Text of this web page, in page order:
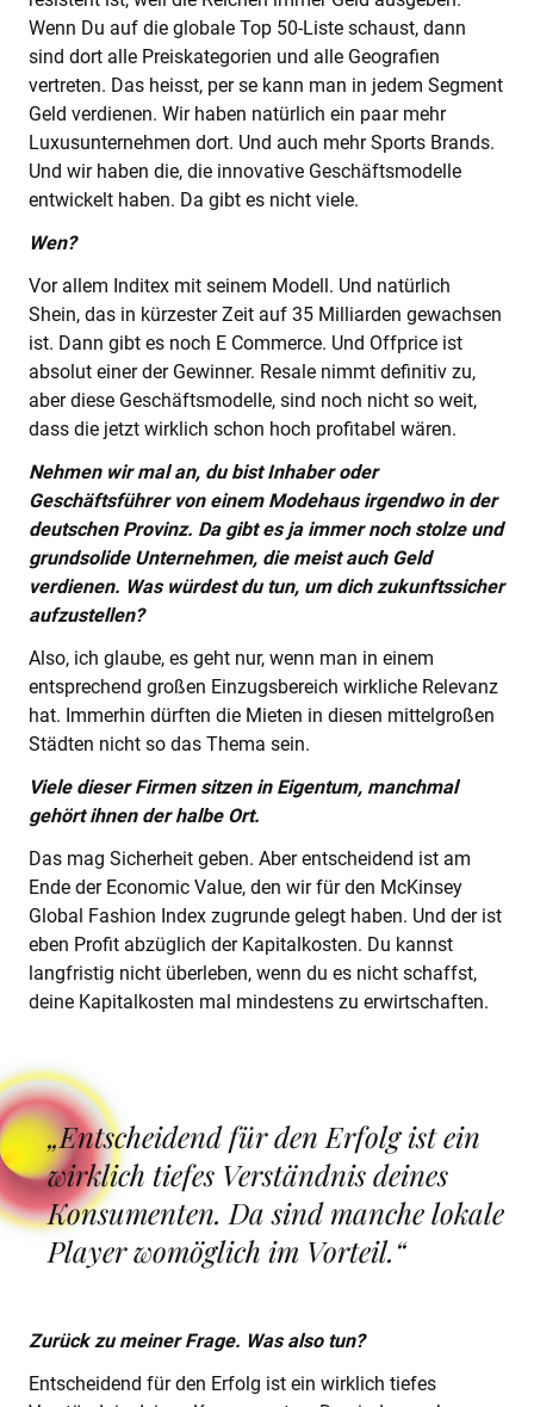
Wenn Du auf die globale Top 50-Liste schaust, dann
sind dort alle Preiskategorien und alle Geografien
vertreten. Das heisst, per se kann man in jedem Segment
Geld verdienen. Wir haben natürlich ein paar mehr
Luxusunternehmen dort. Und auch mehr Sports Brands.
Und wir haben die, die innovative Geschäftsmodelle
entwickelt haben. Da gibt es nicht viele.
Wen?
Vor allem Inditex mit seinem Modell. Und natürlich
Shein, das in kürzester Zeit auf 35 Milliarden gewachsen
ist. Dann gibt es noch E Commerce. Und Offprice ist
absolut einer der Gewinner. Resale nimmt definitiv zu,
aber diese Geschäftsmodelle, sind noch nicht so weit,
dass die jetzt wirklich schon hoch profitabel wären.
Nehmen wir mal an, du bist Inhaber oder
Geschäftsführer von einem Modehaus irgendwo in der
deutschen Provinz. Da gibt es ja immer noch stolze und
grundsolide Unternehmen, die meist auch Geld
verdienen. Was würdest du tun, um dich zukunftssicher
aufzustellen?
Also, ich glaube, es geht nur, wenn man in einem
entsprechend großen Einzugsbereich wirkliche Relevanz
hat. Immerhin dürften die Mieten in diesen mittelgroßen
Städten nicht so das Thema sein.
Viele dieser Firmen sitzen in Eigentum, manchmal
gehört ihnen der halbe Ort.
Das mag Sicherheit geben. Aber entscheidend ist am
Ende der Economic Value, den wir für den McKinsey
Global Fashion Index zugrunde gelegt haben. Und der ist
eben Profit abzüglich der Kapitalkosten. Du kannst
langfristig nicht überleben, wenn du es nicht schaffst,
deine Kapitalkosten mal mindestens zu erwirtschaften.
„Entscheidend für den Erfolg ist ein
wirklich tiefes Verständnis deines
Konsumenten. Da sind manche lokale
Player womöglich im Vorteil.“
Zurück zu meiner Frage. Was also tun?
Entscheidend für den Erfolg ist ein wirklich tiefes